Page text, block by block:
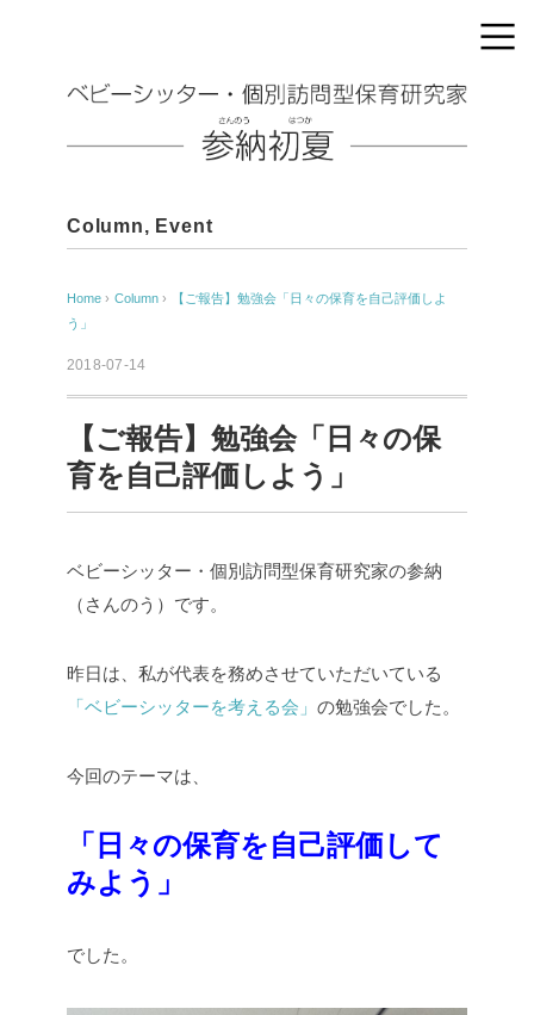
Column, Event
Home › Column ›
【ご報告】勉強会「日々の保育を自己評価しよ
う」
2018-07-14
【ご報告】勉強会「日々の保
育を自己評価しよう」
ベビーシッター・個別訪問型保育研究家の参納
（さんのう）です。
昨日は、私が代表を務めさせていただいている
「ベビーシッターを考える会」 の勉強会でした。
今回のテーマは、
「日々の保育を自己評価して
みよう」
でした。